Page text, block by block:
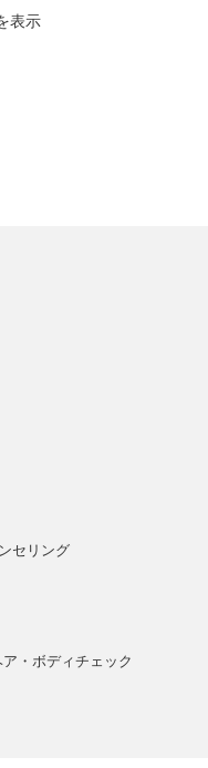
表示
セリング
・ボディチェック